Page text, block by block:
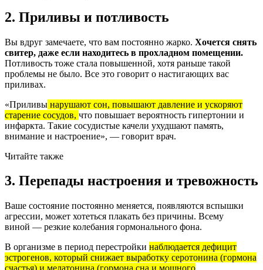
2. Приливы и потливость
Вы вдруг замечаете, что вам постоянно жарко. Хочется снять
свитер, даже если находитесь в прохладном помещении.
Потливость тоже стала повышенной, хотя раньше такой
проблемы не было. Все это говорит о настигающих вас
приливах.
«Приливы нарушают сон, повышают давление и ускоряют
старение сосудов, что повышает вероятность гипертонии и
инфаркта. Такие сосудистые качели ухудшают память,
внимание и настроение», — говорит врач.
Читайте также
3. Перепады настроения и тревожность
Ваше состояние постоянно меняется, появляются вспышки
агрессии, может хотеться плакать без причины. Всему
виной — резкие колебания гормонального фона.
В организме в период перестройки наблюдается дефицит
эстрогенов, который снижает выработку серотонина (гормона